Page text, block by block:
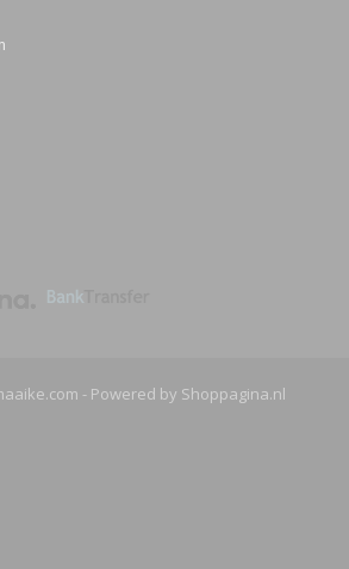
- Powered by Shoppagina.nl